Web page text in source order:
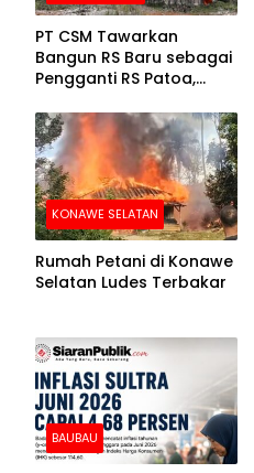
PT CSM Tawarkan
Bangun RS Baru sebagai
Pengganti RS Patoa,
Kolut
KONAWE SELATAN
Rumah Petani di Konawe
Selatan Ludes Terbakar
BAUBAU